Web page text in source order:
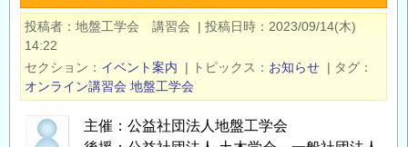
投稿者 地盤工学会 講習会 | 投稿日時
2023/09/14(木)
14:22
セクション
イベント案内 | トピックス お知らせ | タグ
オンライン講習会 地盤工学会
主催：公益社団法人地盤工学会